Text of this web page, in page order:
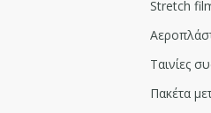
Stretch
Ταινίες
Πακέτα